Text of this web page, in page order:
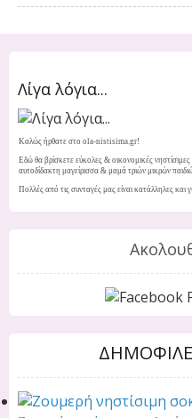
Λίγα λόγια...
Καλώς ήρθατε στο ola-nistisima.gr!
Εδώ θα βρίσκετε εύκολες & οικονομικές
αυτοδίδακτη μαγείρισσα & μαμά τριών μικρών
Πολλές από τις συνταγές μας είναι κατάλληλες